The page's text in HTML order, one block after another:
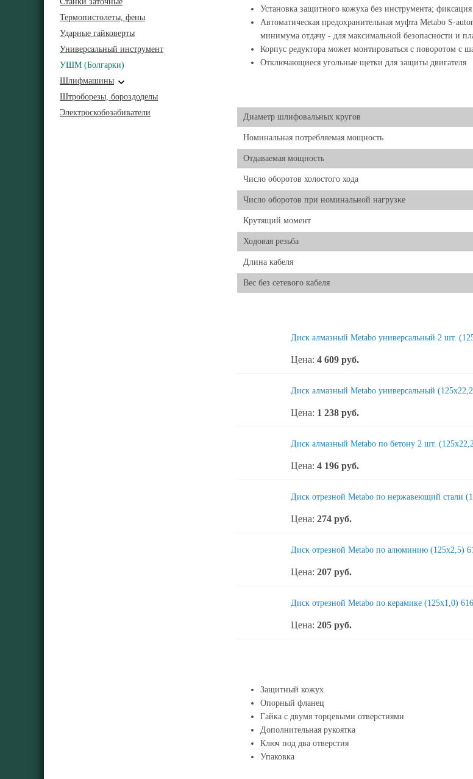
Термопистолеты, фены
Ударные гайковерты
Универсальный инструмент
УШМ (Болгарки)
Шлифмашины
Штроборезы, бороздоделы
Электроскобозабиватели
Установка защитного кожуха без инструмента;
Автоматическая предохранительная муфта Metabo S-
минимума отдачу - для максимальной безопасности и
Корпус редуктора может монтироваться с поворотом с
Отключающиеся угольные щетки для защиты двигателя
Диаметр шлифовальных кругов
Номинальная потребляемая мощность
Отдаваемая мощность
Число оборотов холостого хода
Число оборотов при номинальной нагрузке
Крутящий момент
Ходовая резьба
Длина кабеля
Вес без сетевого кабеля
Диск алмазный Metabo универсальный 2 шт.
Цена: 4 609 руб.
Диск алмазный Metabo универсальный
Цена: 1 238 руб.
Диск алмазный Metabo по бетону 2 шт.
Цена: 4 196 руб.
Диск отрезной Metabo по нержавеющий стали
Цена: 274 руб.
Диск отрезной Metabo по алюминию (125x2,5)
Цена: 207 руб.
Диск отрезной Metabo по керамике (125x1,0)
Цена: 205 руб.
Защитный кожух
Опорный фланец
Гайка с двумя торцевыми отверстиями
Дополнительная рукоятка
Ключ под два отверстия
Упаковка